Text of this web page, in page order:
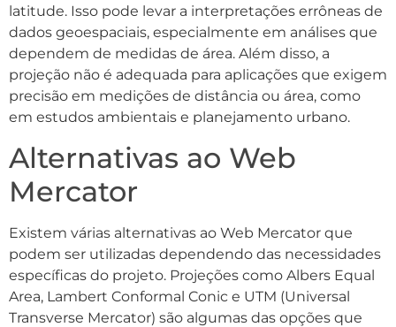
latitude. Isso pode levar a interpretações errôneas de
dados geoespaciais, especialmente em análises que
dependem de medidas de área. Além disso, a
projeção não é adequada para aplicações que exigem
precisão em medições de distância ou área, como
em estudos ambientais e planejamento urbano.
Alternativas ao Web
Mercator
Existem várias alternativas ao Web Mercator que
podem ser utilizadas dependendo das necessidades
específicas do projeto. Projeções como Albers Equal
Area, Lambert Conformal Conic e UTM (Universal
Transverse Mercator) são algumas das opções que